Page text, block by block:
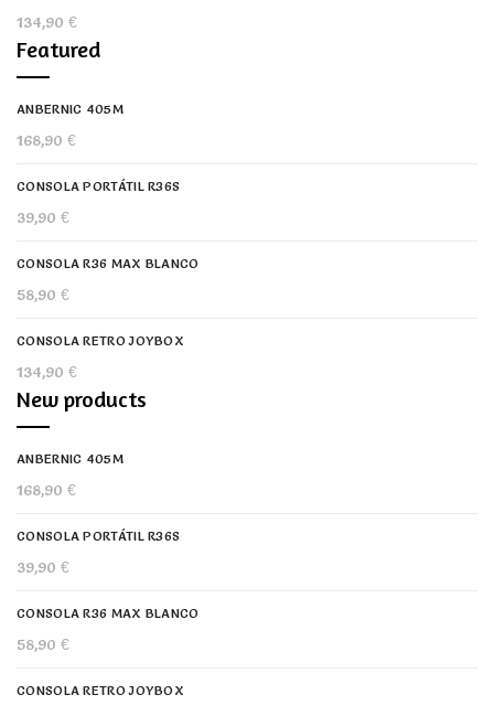
134,90 €
Featured
ANBERNIC 405M
168,90 €
CONSOLA PORTÁTIL R36S
39,90 €
CONSOLA R36 MAX BLANCO
58,90 €
CONSOLA RETRO JOYBOX
134,90 €
New products
ANBERNIC 405M
168,90 €
CONSOLA PORTÁTIL R36S
39,90 €
CONSOLA R36 MAX BLANCO
58,90 €
CONSOLA RETRO JOYBOX